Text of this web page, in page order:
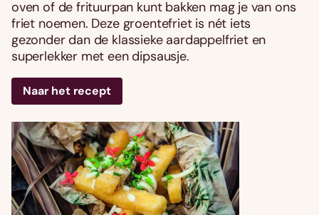
oven of de frituurpan kunt bakken mag je van ons
friet noemen. Deze groentefriet is nét iets
gezonder dan de klassieke aardappelfriet en
superlekker met een dipsausje.
Naar het recept